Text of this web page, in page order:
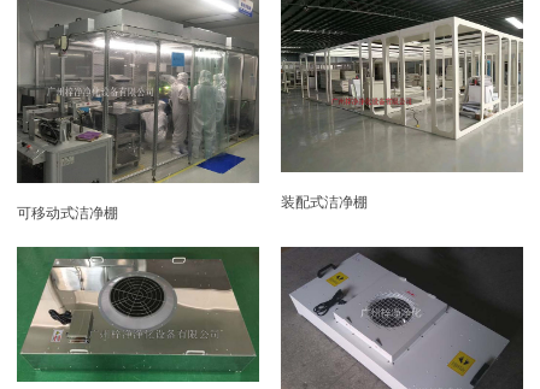
可移动式洁净棚
装配式洁净棚